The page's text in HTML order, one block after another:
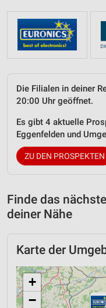
Die Filialen in deiner
20:00 Uhr geöffnet.
Es gibt 4 aktuelle
Eggenfelden und
ZU DEN PROSPEKTEN
Finde das
deiner Nähe
Karte der
+
−